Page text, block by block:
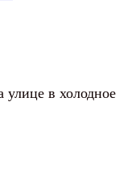
улице в холодное